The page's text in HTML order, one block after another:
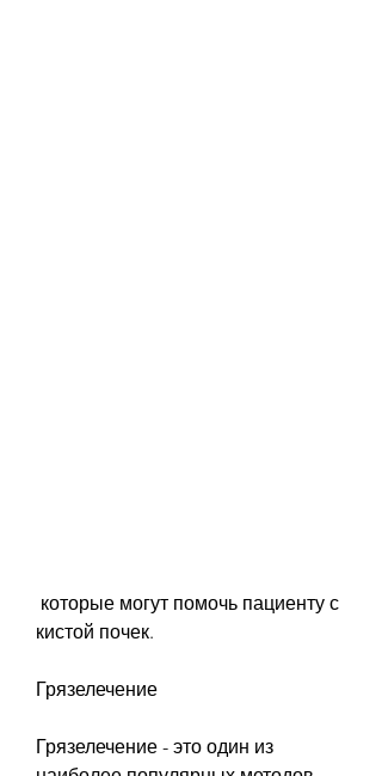
кистой почек.
Грязелечение
Грязелечение - это один из